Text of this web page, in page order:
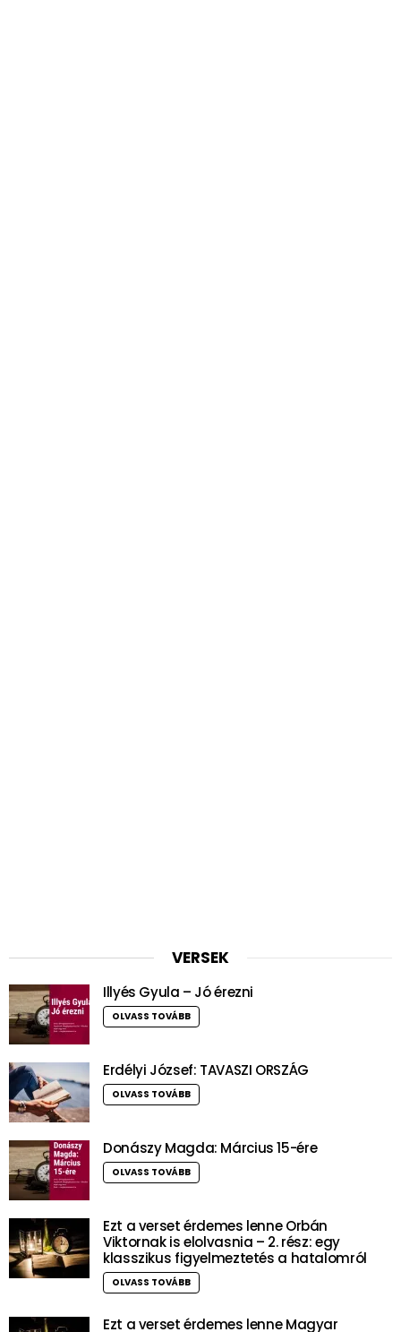
VERSEK
Illyés Gyula – Jó érezni
OLVASS TOVÁBB
Erdélyi József: TAVASZI ORSZÁG
OLVASS TOVÁBB
Donászy Magda: Március 15-ére
OLVASS TOVÁBB
Ezt a verset érdemes lenne Orbán
Viktornak is elolvasnia – 2. rész: egy
klasszikus figyelmeztetés a hatalomról
OLVASS TOVÁBB
Ezt a verset érdemes lenne Magyar